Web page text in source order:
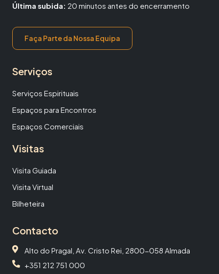
Última subida: 20 minutos antes do encerramento
Faça Parte da Nossa Equipa
Serviços
Serviços Espirituais
Espaços para Encontros
Espaços Comerciais
Visitas
Visita Guiada
Visita Virtual
Bilheteira
Contacto
Alto do Pragal, Av. Cristo Rei, 2800-058 Almada
+351 212 751 000